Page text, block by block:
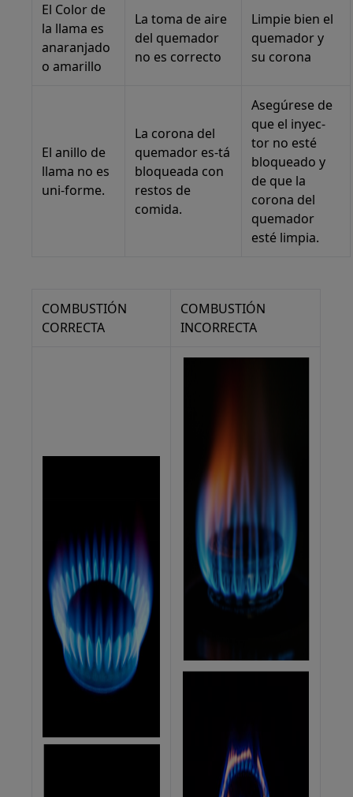
El Color de
la llama es
anaranjado
o amarillo
La toma de aire
del quemador
no es correcto
Limpie bien el
quemador y
su corona
El anillo de
llama no es
uni-forme.
La corona del
quemador es-tá
bloqueada con
restos de
comida.
Asegúrese de
que el inyec-
tor no esté
bloqueado y
de que la
corona del
quemador
esté limpia.
COMBUSTIÓN
CORRECTA
COMBUSTIÓN
INCORRECTA